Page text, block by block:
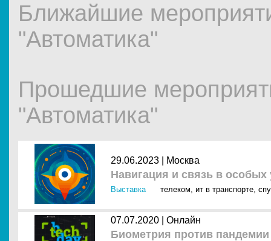
Ближайшие
"Автоматика"
Прошедшие
"Автоматика"
29.06.2023 | Москва
Навигация и связь в особых
Выставка телеком, ит в транспорте,
07.07.2020 | Онлайн
Биометрия против пандемии